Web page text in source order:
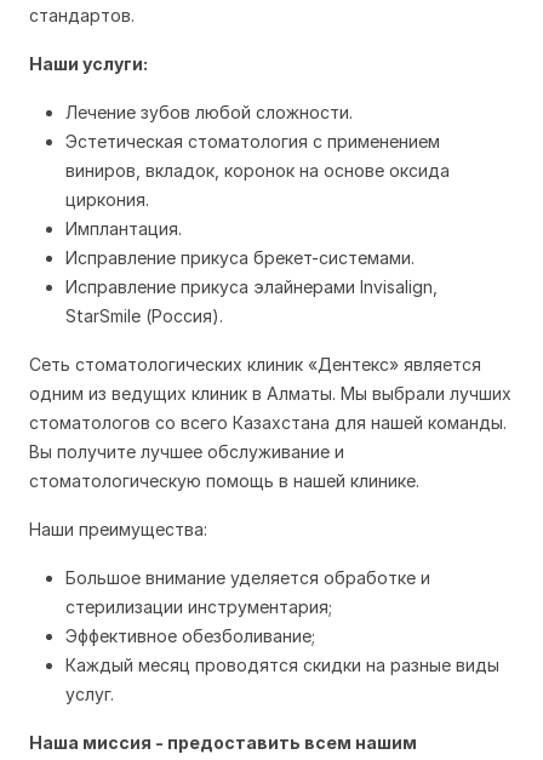
стандартов.
Наши услуги:
Лечение зубов любой сложности.
Эстетическая стоматология с применением
виниров, вкладок, коронок на основе оксида
циркония.
Имплантация.
Исправление прикуса брекет-системами.
Исправление прикуса элайнерами Invisalign,
StarSmile (Россия).
Сеть стоматологических клиник «Дентекс» является
одним из ведущих клиник в Алматы. Мы выбрали лучших
стоматологов со всего Казахстана для нашей команды.
Вы получите лучшее обслуживание и
стоматологическую помощь в нашей клинике.
Наши преимущества:
Большое внимание уделяется обработке и
стерилизации инструментария;
Эффективное обезболивание;
Каждый месяц проводятся скидки на разные виды
услуг.
Наша миссия - предоставить всем нашим